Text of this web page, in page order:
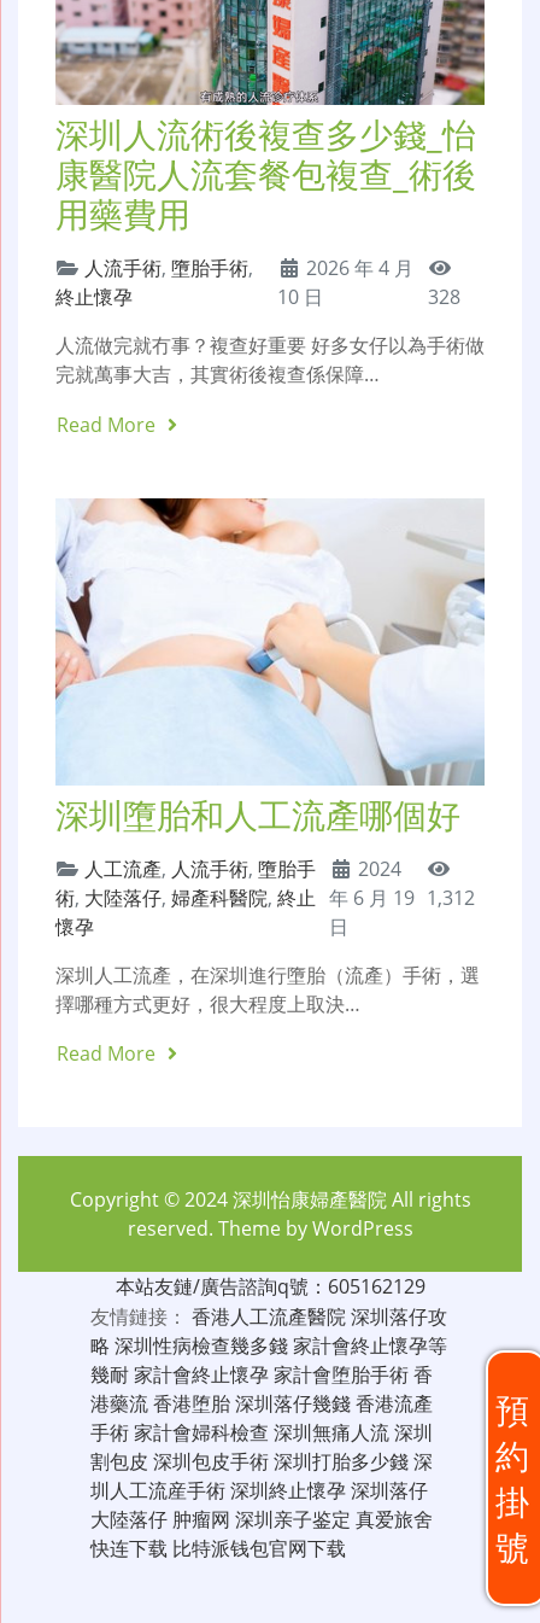
深圳人流術後複查多少錢_怡
康醫院人流套餐包複查_術後
用藥費用
人流手術, 墮胎手術,
終止懷孕
2026 年 4 月
10 日
328
人流做完就冇事？複查好重要 好多女仔以為手術做
完就萬事大吉，其實術後複查係保障…
Read More
深圳墮胎和人工流產哪個好
人工流產, 人流手術, 墮胎手
術, 大陸落仔, 婦產科醫院, 終止
懷孕
2024
年 6 月 19
日
1,312
深圳人工流產，在深圳進行墮胎（流產）手術，選
擇哪種方式更好，很大程度上取決…
Read More
預
約
掛
號
Copyright © 2024深圳怡康婦產醫院All rights
reserved. Theme byWordPress
本站友鏈/廣告諮詢q號：605162129
友情鏈接： 香港人工流產醫院深圳落仔攻
略 深圳性病檢查幾多錢家計會終止懷孕等
幾耐家計會終止懷孕家計會堕胎手術香
港藥流香港堕胎深圳落仔幾錢香港流產
手術家計會婦科檢查 深圳無痛人流深圳
割包皮 深圳包皮手術深圳打胎多少錢深
圳人工流産手術深圳終止懷孕深圳落仔
大陸落仔 肿瘤网 深圳亲子鉴定 真爱旅舍
快连下载 比特派钱包官网下载